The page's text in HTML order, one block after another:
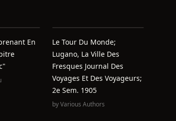
En
Le Tour Du Monde;
Lugano, La Ville Des
Fresques Journal Des
Voyages Et Des Voyageurs;
2e Sem. 1905
byVarious Authors